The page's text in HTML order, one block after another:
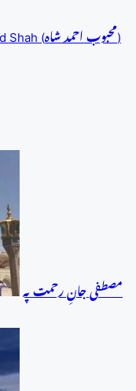
Mahboob Ahmad Shah (محبوب احمد شاہ)
مصطفی جانِ رحمت پہ